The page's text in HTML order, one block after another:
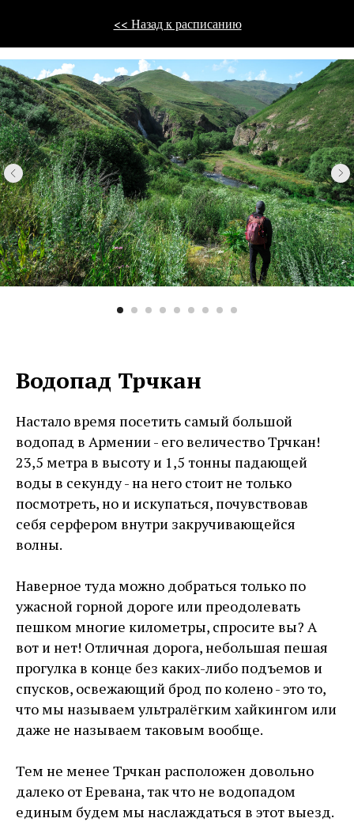
<< Назад к расписанию
Водопад Трчкан
Настало время посетить самый большой
водопад в Армении - его величество Трчкан!
23,5 метра в высоту и 1,5 тонны падающей
воды в секунду - на него стоит не только
посмотреть, но и искупаться, почувствовав
себя серфером внутри закручивающейся
волны.
Наверное туда можно добраться только по
ужасной горной дороге или преодолевать
пешком многие километры, спросите вы? А
вот и нет! Отличная дорога, небольшая пешая
прогулка в конце без каких-либо подъемов и
спусков, освежающий брод по колено - это то,
что мы называем ультралёгким хайкингом или
даже не называем таковым вообще.
Тем не менее Трчкан расположен довольно
далеко от Еревана, так что не водопадом
единым будем мы наслаждаться в этот выезд.